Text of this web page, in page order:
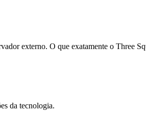
externo. O que exatamente o Three
da tecnologia.